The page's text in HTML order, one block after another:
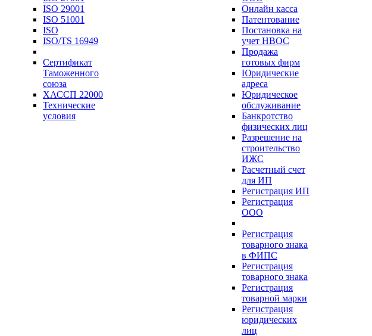
ISO 29001
ISO 51001
ISO
ISO/TS 16949
Сертификат
Таможенного
союза
ХАССП 22000
Технические
условия
Онлайн касса
Патентование
Постановка на
учет НВОС
Продажа
готовых фирм
Юридические
адреса
Юридическое
обслуживание
Банкротство
физических лиц
Разрешение на
строительство
ИЖС
Расчетный счет
для ИП
Регистрация ИП
Регистрация
ООО
Регистрация
товарного знака
в ФИПС
Регистрация
товарного знака
Регистрация
товарной марки
Регистрация
юридических
лиц